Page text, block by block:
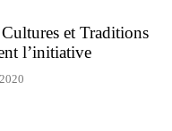
et Traditions
l’initiative